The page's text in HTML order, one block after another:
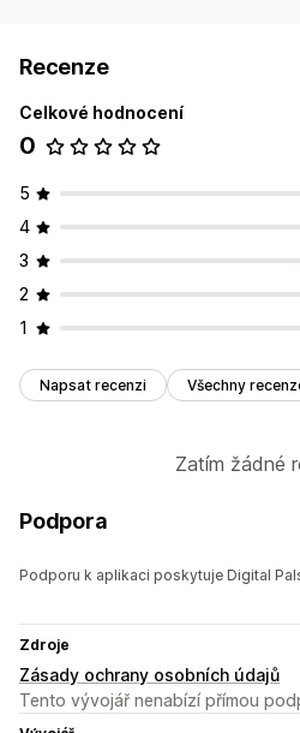
Recenze
Celkové hodnocení
0
5
4
3
2
1
Napsat recenzi Všechny
Zatím žádné
Podpora
Podporu k aplikaci poskytuje Digital
Zdroje
Zásady ochrany osobních údajů
Tento vývojář nenabízí přímou